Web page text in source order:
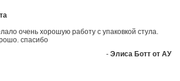
очень хорошую работу с упаковкой стула.
спасибо
- Элиса Ботт от АУ